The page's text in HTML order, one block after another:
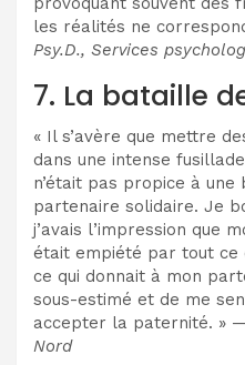
les réalités ne
Psy.D., Services
7. La bataille
« Il s’avère que mettre
dans une intense
n’était pas propice à
partenaire solidaire. Je
j’avais l’impression que
était empiété par tout ce
ce qui donnait à mon
sous-estimé et de me
accepter la paternité. »
Nord